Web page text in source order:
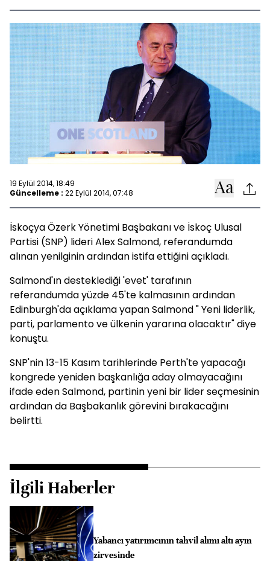
19 Eylül 2014, 18:49
Güncelleme : 22 Eylül 2014, 07:48
İskoçya Özerk Yönetimi Başbakanı ve İskoç Ulusal
Partisi (SNP) lideri Alex Salmond, referandumda
alınan yenilginin ardından istifa ettiğini açıkladı.
Salmond'ın desteklediği 'evet' tarafının
referandumda yüzde 45'te kalmasının ardından
Edinburgh'da açıklama yapan Salmond " Yeni liderlik,
parti, parlamento ve ülkenin yararına olacaktır" diye
konuştu.
SNP'nin 13-15 Kasım tarihlerinde Perth'te yapacağı
kongrede yeniden başkanlığa aday olmayacağını
ifade eden Salmond, partinin yeni bir lider seçmesinin
ardından da Başbakanlık görevini bırakacağını
belirtti.
İlgili Haberler
Yabancı yatırımcının tahvil alımı altı ayın
zirvesinde